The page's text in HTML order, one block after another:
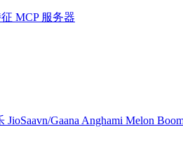
MCP 服务器
JioSaavn/Gaana Anghami Melon